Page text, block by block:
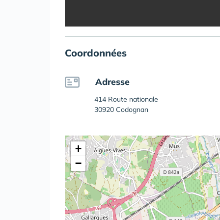
Coordonnées
Adresse
414 Route nationale
30920 Codognan
+
−